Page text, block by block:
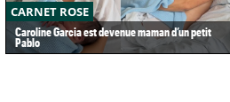
CARNET ROSE
Caroline Garcia est devenue maman d’un petit
Pablo